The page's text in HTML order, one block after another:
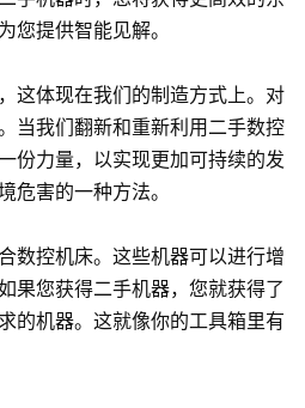
您提供智能见解。
这体现在我们的制造方式上。对
当我们翻新和重新利用二手数控
份力量，以实现更加可持续的发
危害的一种方法。
数控机床。这些机器可以进行增
果您获得二手机器，您就获得了
的机器。这就像你的工具箱里有